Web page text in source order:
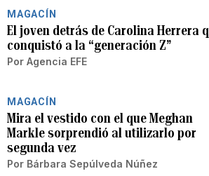
MAGACÍN
El joven detrás de Carolina Herrera
conquistó a la “generación Z”
Por Agencia EFE
MAGACÍN
Mira el vestido con el que Meghan
Markle sorprendió al utilizarlo por
segunda vez
Por Bárbara Sepúlveda Núñez